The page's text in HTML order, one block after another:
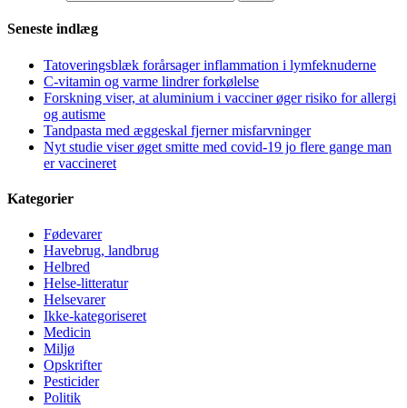
Seneste indlæg
Tatoveringsblæk forårsager inflammation i lymfeknuderne
C-vitamin og varme lindrer forkølelse
Forskning viser, at aluminium i vacciner øger risiko for allergi
og autisme
Tandpasta med æggeskal fjerner misfarvninger
Nyt studie viser øget smitte med covid-19 jo flere gange man
er vaccineret
Kategorier
Fødevarer
Havebrug, landbrug
Helbred
Helse-litteratur
Helsevarer
Ikke-kategoriseret
Medicin
Miljø
Opskrifter
Pesticider
Politik